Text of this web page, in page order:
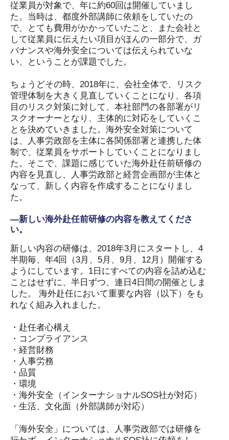
従業員が対象で、年に約60回は開催していまし
た。当時は、都度外部講師に依頼をしていたの
で、とても費用がかかっていたこと、また会社と
して従業員に伝えたい項目がほんの一部分で、ガ
バナンスや海外安全については伝えられていな
い、ということが課題でした。
ちょうどその時、2018年に、会社全体で、リスク
管理体制を大きく見直していくことになり、各項
目のリスク対策に対して、本社部門の各部署がリ
スクオーナーとなり、主体的に対応をしていくこ
とを決めていきました。海外安全対策について
は、人事労政部を主体に各関係部署と連携した体
制で、従業員をサポートしていくことになりまし
た。そこで、課題に感じていた海外赴任前研修の
内容を見直し、人事労政部と経営企画部が主体と
なって、新しく内容を作成することになりまし
た。
―新しい海外赴任前研修の内容を教えてくださ
い。
新しい内容の研修は、2018年3月にスタートし、4
半期毎、年4回（3月、5月、9月、12月）開催する
ようにしています。1日にすべての内容を詰め込む
ことはせずに、半日ずつ、連日4日間の開催としま
した。 海外赴任において重要な内容（以下）をも
れなく組み入れました。
・赴任者心構え
・コンプライアンス
・経営財務
・人事労務
・品質
・環境
・海外安全（インターナショナルSOS社が対応）
・生活、文化面（外部講師が対応）
「海外安全」については、人事労政部では研修を